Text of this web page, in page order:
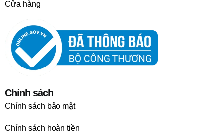
Cửa hàng
Chính sách
Chính sách bảo mật
Chính sách hoàn tiền